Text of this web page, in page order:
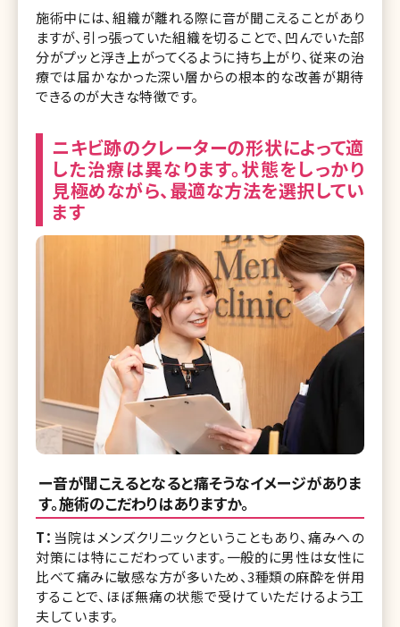
施術中には、組織が離れる際に音が聞こえることがあり
ますが、引っ張っていた組織を切ることで、凹んでいた部
分がプッと浮き上がってくるように持ち上がり、従来の治
療では届かなかった深い層からの根本的な改善が期待
できるのが大きな特徴です。
ニキビ跡のクレーターの形状によって適
した治療は異なります。状態をしっかり
見極めながら、最適な方法を選択してい
ます
ー音が聞こえるとなると痛そうなイメージがありま
す。施術のこだわりはありますか。
T： 当院はメンズクリニックということもあり、痛みへの
対策には特にこだわっています。一般的に男性は女性に
比べて痛みに敏感な方が多いため、3種類の麻酔を併用
することで、ほぼ無痛の状態で受けていただけるよう工
夫しています。